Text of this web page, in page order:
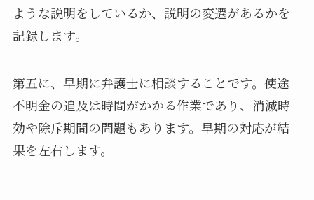
ような説明をしているか、説明の変遷があるかを
記録します。
第五に、早期に弁護士に相談することです。使途
不明金の追及は時間がかかる作業であり、消滅時
効や除斥期間の問題もあります。早期の対応が結
果を左右します。